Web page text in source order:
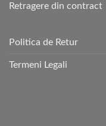
Retragere din contract
Politica de Retur
Termeni Legali